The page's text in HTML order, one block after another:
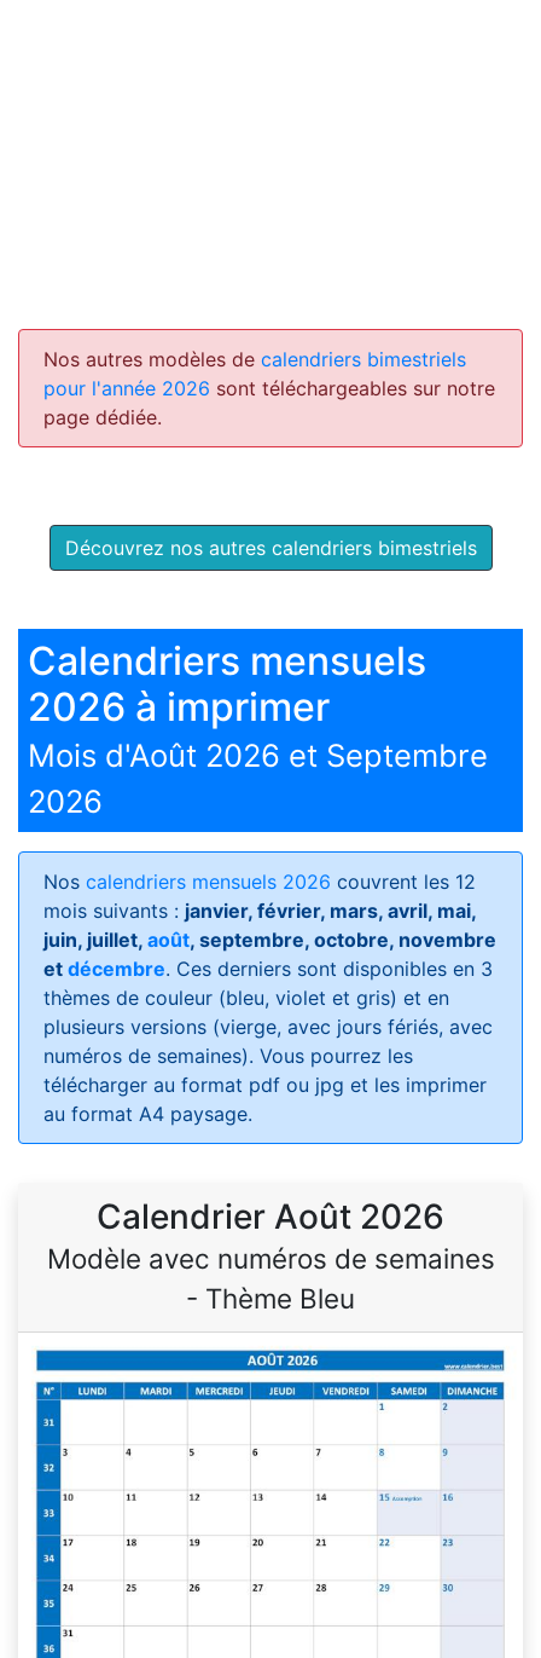
Nos autres modèles de calendriers bimestriels
pour l'année 2026 sont téléchargeables sur notre
page dédiée.
Découvrez nos autres calendriers bimestriels
Calendriers mensuels
2026 à imprimer
Mois d'Août 2026 et Septembre
2026
Nos calendriers mensuels 2026 couvrent les 12
mois suivants : janvier, février, mars, avril, mai,
juin, juillet, août, septembre, octobre, novembre
et décembre. Ces derniers sont disponibles en 3
thèmes de couleur (bleu, violet et gris) et en
plusieurs versions (vierge, avec jours fériés, avec
numéros de semaines). Vous pourrez les
télécharger au format pdf ou jpg et les imprimer
au format A4 paysage.
Calendrier Août 2026
Modèle avec numéros de semaines
- Thème Bleu